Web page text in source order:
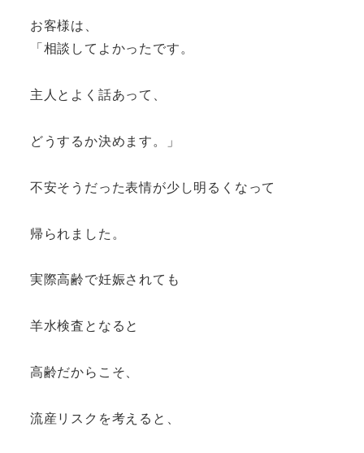
お客様は、
「相談してよかったです。
主人とよく話あって、
どうするか決めます。」
不安そうだった表情が少し明るくなって
帰られました。
実際高齢で妊娠されても
羊水検査となると
高齢だからこそ、
流産リスクを考えると、